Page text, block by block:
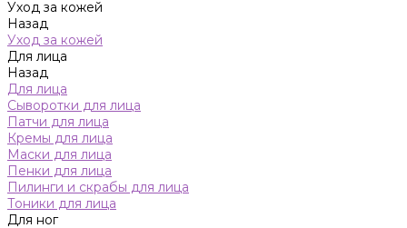
Уход за кожей
Назад
Уход за кожей
Для лица
Назад
Для лица
Сыворотки для лица
Патчи для лица
Кремы для лица
Маски для лица
Пенки для лица
Пилинги и скрабы для лица
Тоники для лица
Для ног